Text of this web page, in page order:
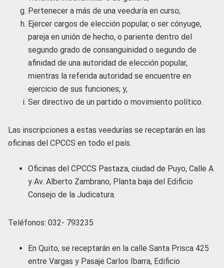
Pertenecer a más de una veeduría en curso;
Ejercer cargos de elección popular, o ser cónyuge,
pareja en unión de hecho, o pariente dentro del
segundo grado de consanguinidad o segundo de
afinidad de una autoridad de elección popular,
mientras la referida autoridad se encuentre en
ejercicio de sus funciones; y,
Ser directivo de un partido o movimiento político.
Las inscripciones a estas veedurías se receptarán en las
oficinas del CPCCS en todo el país.
Oficinas del CPCCS Pastaza, ciudad de Puyo, Calle A
y Av. Alberto Zambrano, Planta baja del Edificio
Consejo de la Judicatura.
Teléfonos: 032- 793235
En Quito, se receptarán en la calle Santa Prisca 425
entre Vargas y Pasaje Carlos Ibarra, Edificio